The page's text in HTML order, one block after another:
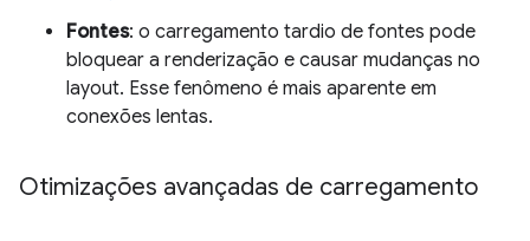
Fontes: o carregamento tardio de fontes pode
bloquear a renderização e causar mudanças no
layout. Esse fenômeno é mais aparente em
conexões lentas.
Otimizações avançadas de carregamento